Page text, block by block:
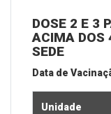
DOSE 2 E 3
ACIMA DOS
SEDE
Data de
Unidade